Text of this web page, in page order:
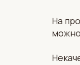
На